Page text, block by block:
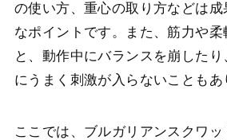
の使い方、重心の取り方などは
なポイントです。また、筋力や
と、動作中にバランスを崩した
にうまく刺激が入らないこともあ
ここでは、ブルガリアンスクワ